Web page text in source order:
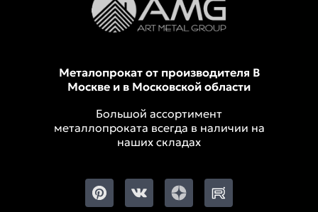
Металопрокат от производителя В
Москве и в Московской области
Большой ассортимент
металлопроката всегда в наличии на
наших складах